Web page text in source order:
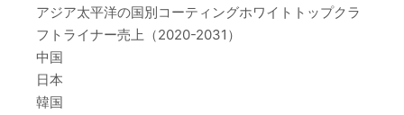
アジア太平洋の国別コーティングホワイトトップクラ
フトライナー売上（2020-2031）
中国
日本
韓国